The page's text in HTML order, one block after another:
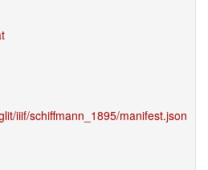
iiif/schiffmann_1895/manifest.json